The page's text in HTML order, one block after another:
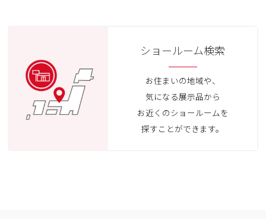
ショールーム検索
お住まいの地域や、
気になる展示品から
お近くのショールームを
探すことができます。